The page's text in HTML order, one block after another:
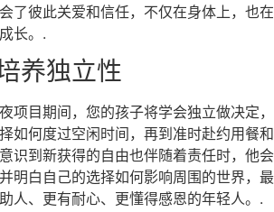
了彼此关爱和信任，不仅在身体上，也在
长。.
养独立性
项目期间，您的孩子将学会独立做决定，
如何度过空闲时间，再到准时赴约用餐和
识到新获得的自由也伴随着责任时，他会
明白自己的选择如何影响周围的世界，最
人、更有耐心、更懂得感恩的年轻人。.